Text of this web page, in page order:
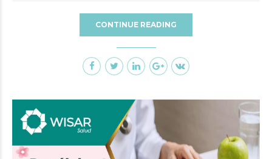
CONTINUE READING